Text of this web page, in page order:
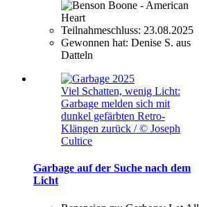
Teilnahmeschluss: 23.08.2025
Gewonnen hat: Denise S. aus
Datteln
Viel Schatten, wenig Licht:
Garbage melden sich mit
dunkel gefärbten Retro-
Klängen zurück / © Joseph
Cultice
Garbage auf der Suche nach dem
Licht